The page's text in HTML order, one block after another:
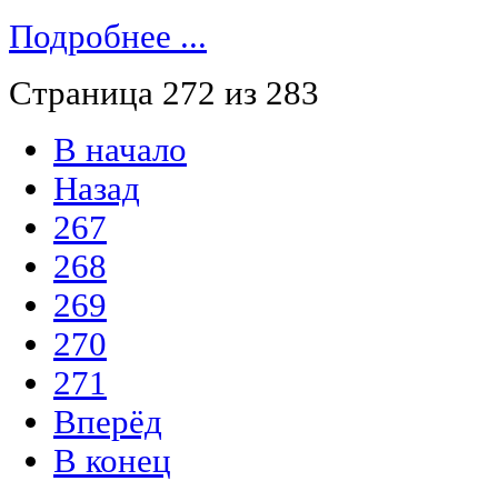
Подробнее ...
Страница 272 из 283
В начало
Назад
267
268
269
270
271
Вперёд
В конец